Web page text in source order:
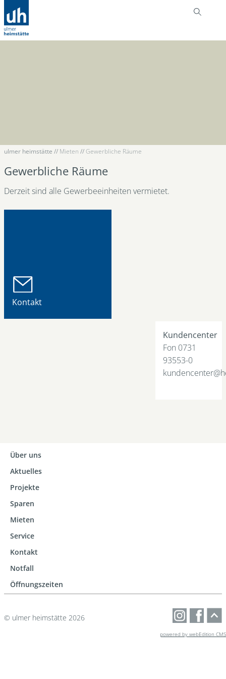
ulmer heimstätte // Mieten //Gewerbliche Räume
Gewerbliche Räume
Derzeit sind alle Gewerbeeinheiten vermietet.
Kontakt
Kundencenter
Fon 0731
93553-0
Über uns
Aktuelles
Projekte
Sparen
Mieten
Service
Kontakt
Notfall
Öffnungszeiten
© ulmer heimstätte 2026
powered by webEdition CMS